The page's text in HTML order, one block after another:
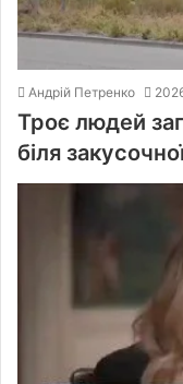
Андрій Петренко
Троє людей
біля